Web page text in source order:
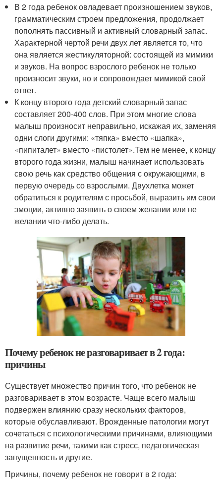
В 2 года ребенок овладевает произношением звуков,
грамматическим строем предложения, продолжает
пополнять пассивный и активный словарный запас.
Характерной чертой речи двух лет является то, что
она является жестикуляторной: состоящей из мимики
и звуков. На вопрос взрослого ребенок не только
произносит звуки, но и сопровождает мимикой свой
ответ.
К концу второго года детский словарный запас
составляет 200-400 слов. При этом многие слова
малыш произносит неправильно, искажая их, заменяя
одни слоги другими: «тяпка» вместо «шапка»,
«пипиталет» вместо «пистолет».Тем не менее, к концу
второго года жизни, малыш начинает использовать
свою речь как средство общения с окружающими, в
первую очередь со взрослыми. Двухлетка может
обратиться к родителям с просьбой, выразить им свои
эмоции, активно заявить о своем желании или не
желании что-либо делать.
Почему ребенок не разговаривает в 2 года:
причины
Существует множество причин того, что ребенок не
разговаривает в этом возрасте. Чаще всего малыш
подвержен влиянию сразу нескольких факторов,
которые обуславливают. Врожденные патологии могут
сочетаться с психологическими причинами, влияющими
на развитие речи, такими как стресс, педагогическая
запущенность и другие.
Причины, почему ребенок не говорит в 2 года: